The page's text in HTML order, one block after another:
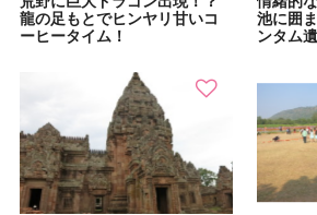
龍の足もとでヒンヤリ甘いコ
ーヒータイム！
池に囲
ンタム遺